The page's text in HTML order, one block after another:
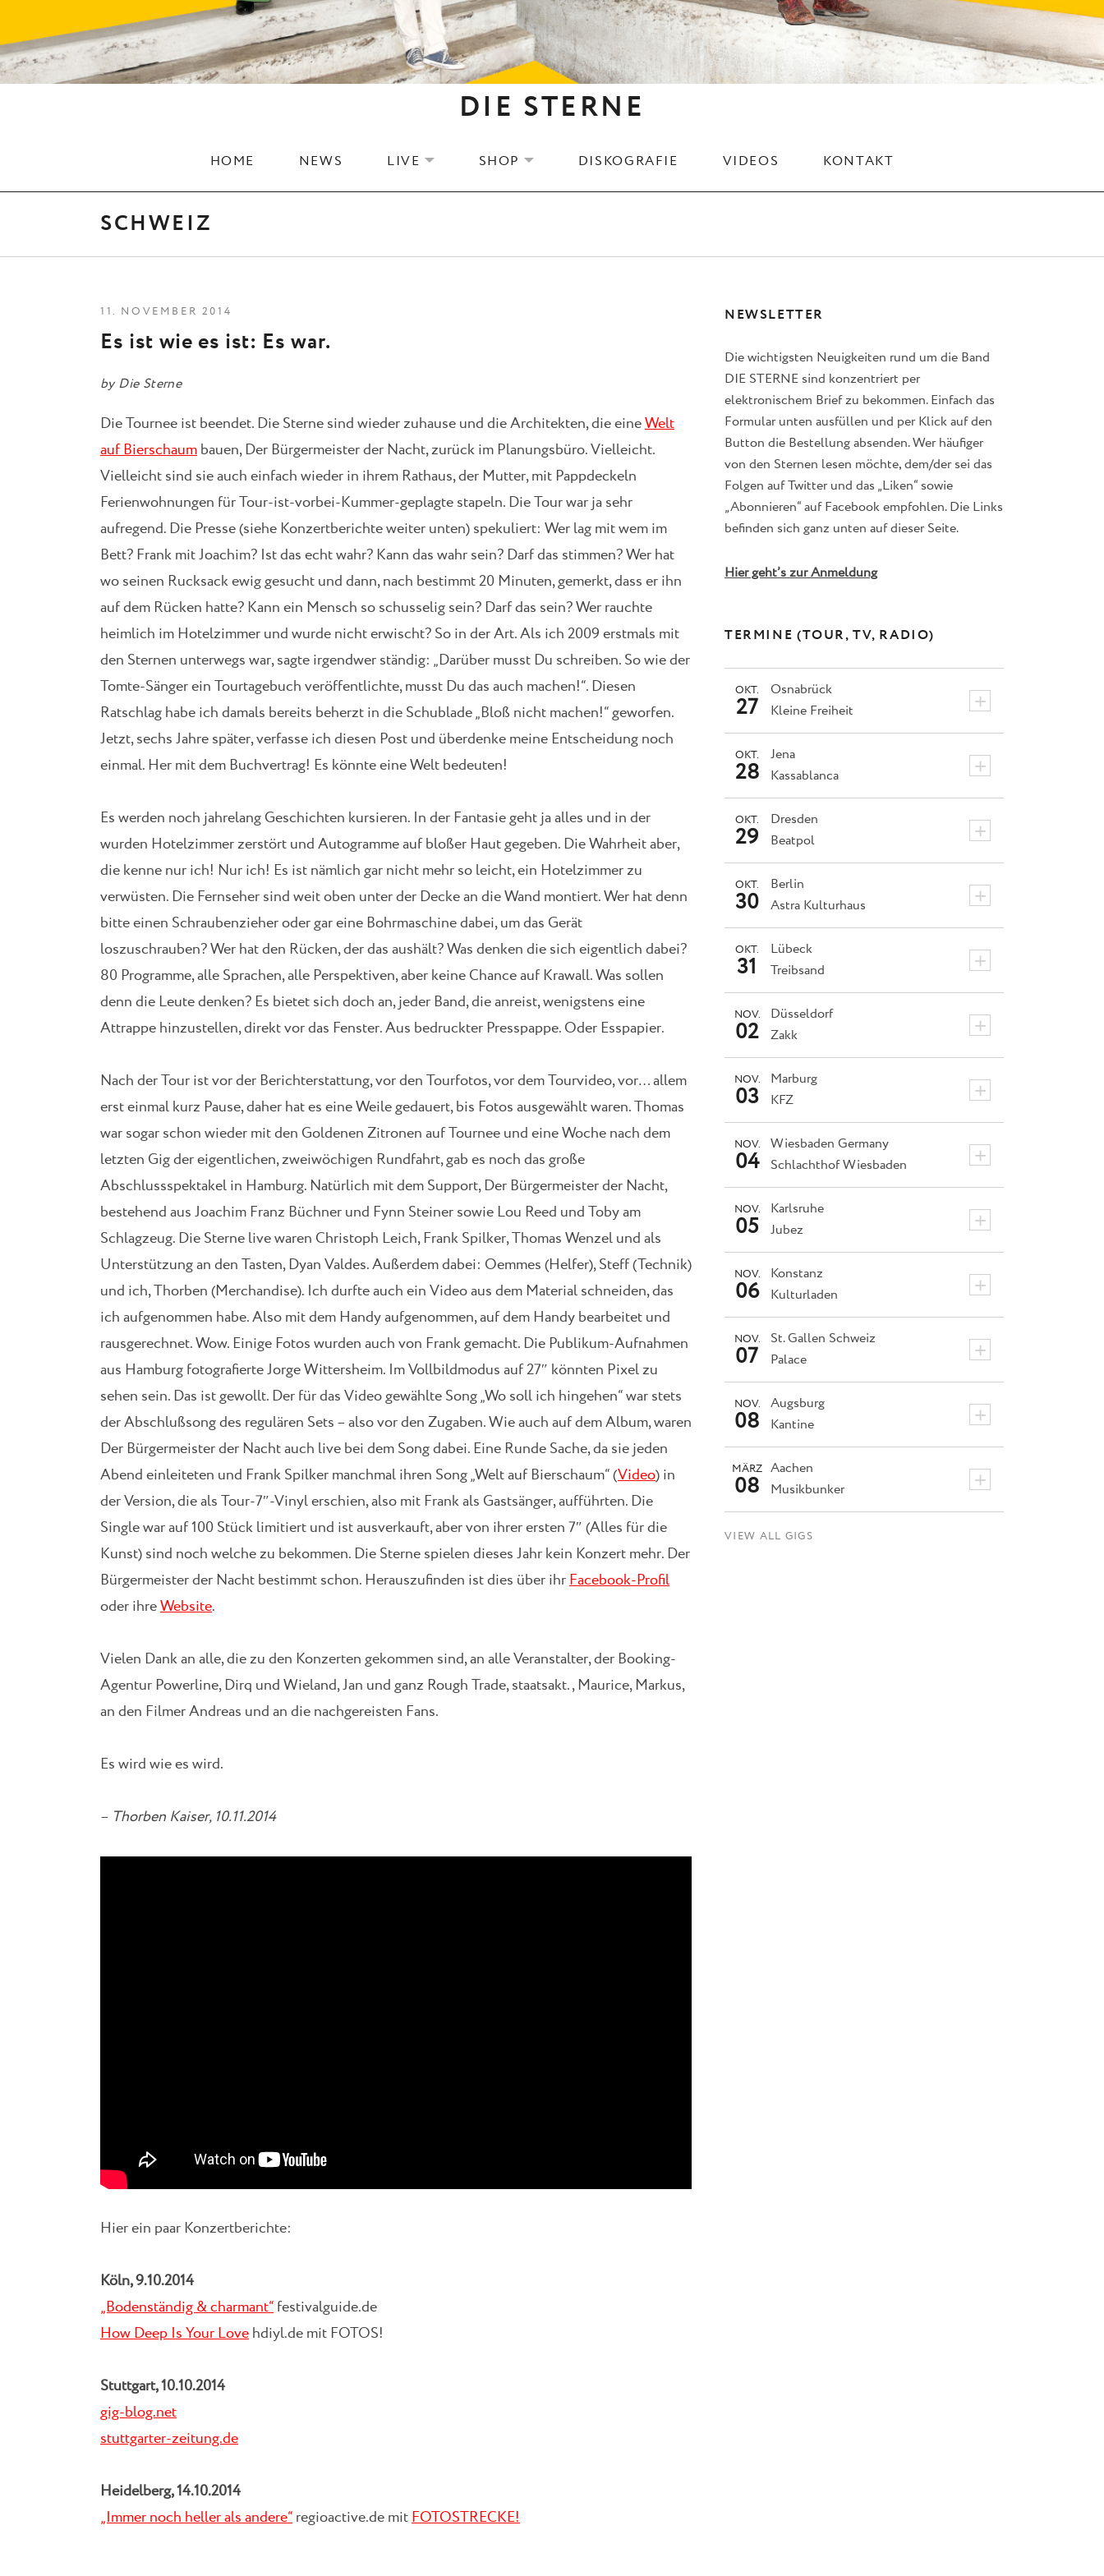
DIE STERNE
HOME NEWS LIVE EXPAND SUBMENU
SHOP EXPAND SUBMENU
DISKOGRAFIE VIDEOS KONTAKT
SCHWEIZ
Es ist wie es ist: Es war.
by Die Sterne
11. NOVEMBER 2014
Die Tournee ist beendet. Die Sterne sind wieder zuhause und die Architekten, die eineWelt
auf Bierschaumbauen, Der Bürgermeister der Nacht, zurück im Planungsbüro. Vielleicht.
Vielleicht sind sie auch einfach wieder in ihrem Rathaus, der Mutter, mit Pappdeckeln
Ferienwohnungen für Tour-ist-vorbei-Kummer-geplagte stapeln. Die Tour war ja sehr
aufregend. Die Presse (siehe Konzertberichte weiter unten) spekuliert: Wer lag mit wem im
Bett? Frank mit Joachim? Ist das echt wahr? Kann das wahr sein? Darf das stimmen? Wer hat
wo seinen Rucksack ewig gesucht und dann, nach bestimmt 20 Minuten, gemerkt, dass er ihn
auf dem Rücken hatte? Kann ein Mensch so schusselig sein? Darf das sein? Wer rauchte
heimlich im Hotelzimmer und wurde nicht erwischt? So in der Art. Als ich 2009 erstmals mit
den Sternen unterwegs war, sagte irgendwer ständig: „Darüber musst Du schreiben. So wie der
Tomte-Sänger ein Tourtagebuch veröffentlichte, musst Du das auch machen!“. Diesen
Ratschlag habe ich damals bereits beherzt in die Schublade „Bloß nicht machen!“ geworfen.
Jetzt, sechs Jahre später, verfasse ich diesen Post und überdenke meine Entscheidung noch
einmal. Her mit dem Buchvertrag! Es könnte eine Welt bedeuten!
Es werden noch jahrelang Geschichten kursieren. In der Fantasie geht ja alles und in der
wurden Hotelzimmer zerstört und Autogramme auf bloßer Haut gegeben. Die Wahrheit aber,
die kenne nur ich! Nur ich! Es ist nämlich gar nicht mehr so leicht, ein Hotelzimmer zu
verwüsten. Die Fernseher sind weit oben unter der Decke an die Wand montiert. Wer hat denn
bitte einen Schraubenzieher oder gar eine Bohrmaschine dabei, um das Gerät
loszuschrauben? Wer hat den Rücken, der das aushält? Was denken die sich eigentlich dabei?
80 Programme, alle Sprachen, alle Perspektiven, aber keine Chance auf Krawall. Was sollen
denn die Leute denken? Es bietet sich doch an, jeder Band, die anreist, wenigstens eine
Attrappe hinzustellen, direkt vor das Fenster. Aus bedruckter Presspappe. Oder Esspapier.
Nach der Tour ist vor der Berichterstattung, vor den Tourfotos, vor dem Tourvideo, vor… allem
erst einmal kurz Pause, daher hat es eine Weile gedauert, bis Fotos ausgewählt waren. Thomas
war sogar schon wieder mit den Goldenen Zitronen auf Tournee und eine Woche nach dem
letzten Gig der eigentlichen, zweiwöchigen Rundfahrt, gab es noch das große
Abschlussspektakel in Hamburg. Natürlich mit dem Support, Der Bürgermeister der Nacht,
bestehend aus Joachim Franz Büchner und Fynn Steiner sowie Lou Reed und Toby am
Schlagzeug. Die Sterne live waren Christoph Leich, Frank Spilker, Thomas Wenzel und als
Unterstützung an den Tasten, Dyan Valdes. Außerdem dabei: Oemmes (Helfer), Steff (Technik)
und ich, Thorben (Merchandise). Ich durfte auch ein Video aus dem Material schneiden, das
ich aufgenommen habe. Also mit dem Handy aufgenommen, auf dem Handy bearbeitet und
rausgerechnet. Wow. Einige Fotos wurden auch von Frank gemacht. Die Publikum-Aufnahmen
aus Hamburg fotografierte Jorge Wittersheim. Im Vollbildmodus auf 27″ könnten Pixel zu
sehen sein. Das ist gewollt. Der für das Video gewählte Song „Wo soll ich hingehen“ war stets
der Abschlußsong des regulären Sets – also vor den Zugaben. Wie auch auf dem Album, waren
Der Bürgermeister der Nacht auch live bei dem Song dabei. Eine Runde Sache, da sie jeden
Abend einleiteten und Frank Spilker manchmal ihren Song „Welt auf Bierschaum“ (Video) in
der Version, die als Tour-7″-Vinyl erschien, also mit Frank als Gastsänger, aufführten. Die
Single war auf 100 Stück limitiert und ist ausverkauft, aber von ihrer ersten 7″ (Alles für die
Kunst) sind noch welche zu bekommen. Die Sterne spielen dieses Jahr kein Konzert mehr. Der
Bürgermeister der Nacht bestimmt schon. Herauszufinden ist dies über ihrFacebook-Profil
oder ihreWebsite.
Vielen Dank an alle, die zu den Konzerten gekommen sind, an alle Veranstalter, der Booking-
Agentur Powerline, Dirq und Wieland, Jan und ganz Rough Trade, staatsakt., Maurice, Markus,
an den Filmer Andreas und an die nachgereisten Fans.
Es wird wie es wird.
– Thorben Kaiser, 10.11.2014
Hier ein paar Konzertberichte:
Köln, 9.10.2014
„Bodenständig & charmant“festivalguide.de
How Deep Is Your Lovehdiyl.de mit FOTOS!
Stuttgart, 10.10.2014
gig-blog.net
stuttgarter-zeitung.de
Heidelberg, 14.10.2014
„Immer noch heller als andere“regioactive.de mitFOTOSTRECKE!
NEWSLETTER
Die wichtigsten Neuigkeiten rund um die Band
DIE STERNE sind konzentriert per
elektronischem Brief zu bekommen. Einfach das
Formular unten ausfüllen und per Klick auf den
Button die Bestellung absenden. Wer häufiger
von den Sternen lesen möchte, dem/der sei das
Folgen auf Twitter und das „Liken“ sowie
„Abonnieren“ auf Facebook empfohlen. Die Links
befinden sich ganz unten auf dieser Seite.
Hier geht’s zur Anmeldung
TERMINE (TOUR, TV, RADIO)
Osnabrück +
OKT.
27 Kleine Freiheit
Jena +
OKT.
28 Kassablanca
Dresden +
OKT.
29 Beatpol
Berlin +
OKT.
30 Astra Kulturhaus
Lübeck +
OKT.
31 Treibsand
Düsseldorf +
NOV.
02 Zakk
Marburg +
NOV.
03 KFZ
Wiesbaden Germany +
NOV.
04 Schlachthof Wiesbaden
Karlsruhe +
NOV.
05 Jubez
Konstanz +
NOV.
06 Kulturladen
St. Gallen Schweiz +
NOV.
07 Palace
Augsburg +
NOV.
08 Kantine
Aachen +
MÄRZ
08 Musikbunker
VIEW ALL GIGS